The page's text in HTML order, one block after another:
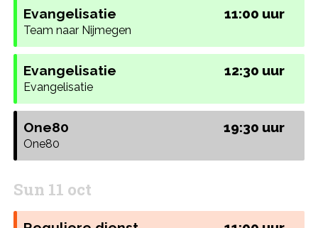
Evangelisatie 11:00 uur
Team naar Nijmegen
Evangelisatie 12:30 uur
Evangelisatie
One80 19:30 uur
One80
Sun 11 oct